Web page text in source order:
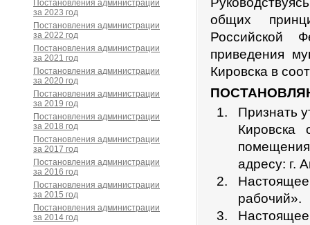
общих
Российской
приведения
Кировска в
Признать
адресу: г.
рабочий».
Настоящее
Постановления администрации
за 2023 год
Постановления администрации
за 2022 год
Постановления администрации
за 2021 год
Постановления администрации
за 2020 год
Постановления администрации
за 2019 год
Постановления администрации
за 2018 год
Постановления администрации
за 2017 год
Постановления администрации
за 2016 год
Постановления администрации
за 2015 год
Постановления администрации
за 2014 год